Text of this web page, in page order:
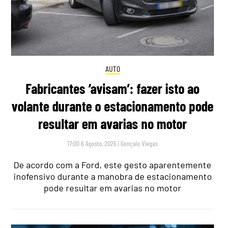
AUTO
Fabricantes ‘avisam’: fazer isto ao
volante durante o estacionamento pode
resultar em avarias no motor
17:00 6 Agosto, 2026 | Gonçalo Viegas
De acordo com a Ford, este gesto aparentemente
inofensivo durante a manobra de estacionamento
pode resultar em avarias no motor